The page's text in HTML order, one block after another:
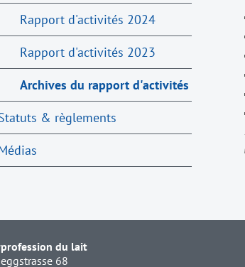
Rapport d'activités 2024
Rapport d'activités 2023
Archives du rapport d'activités
& règlements
du lait
68